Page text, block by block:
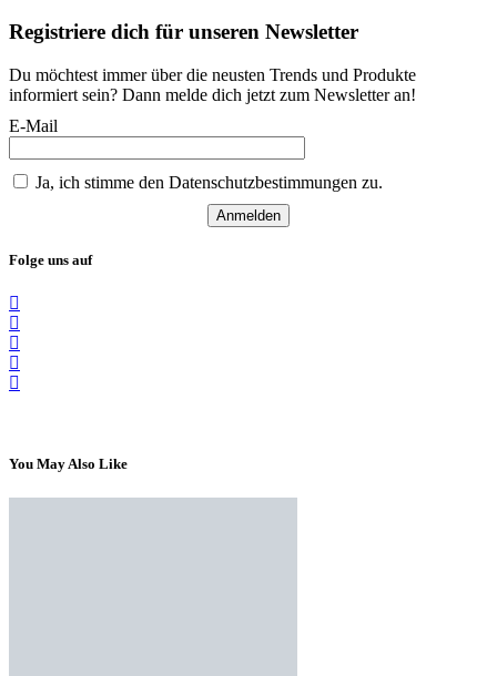
Registriere dich für unseren Newsletter
Du möchtest immer über die neusten Trends und Produkte
informiert sein? Dann melde dich jetzt zum Newsletter an!
E-Mail
Ja, ich stimme den Datenschutzbestimmungen zu.
Anmelden
Folge uns auf
You May Also Like